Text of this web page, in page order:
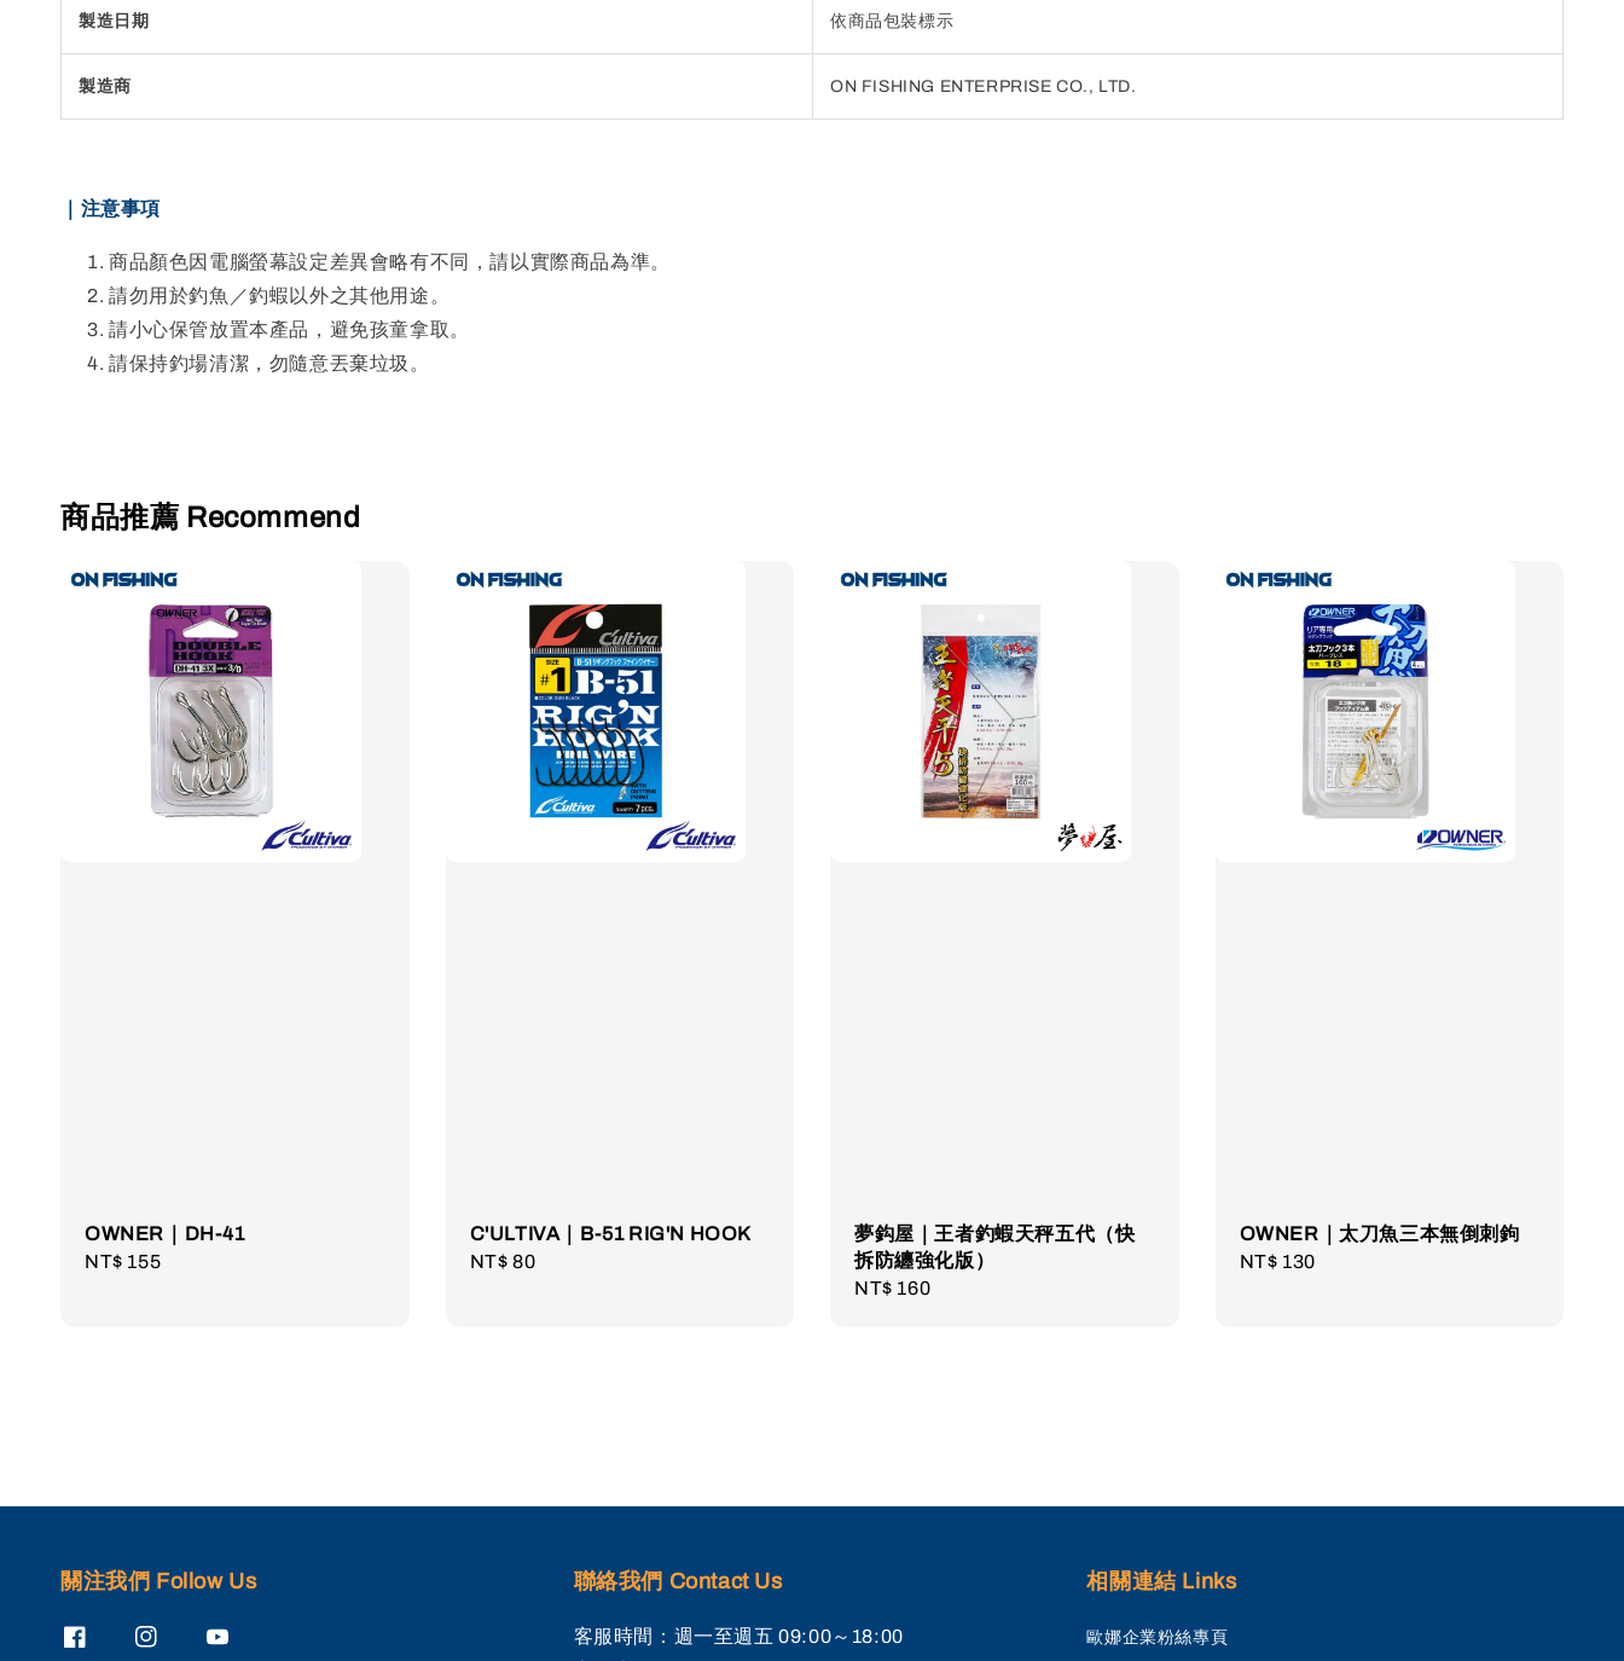
製造日期 依商品包裝標示
製造商 ON FISHING ENTERPRISE CO., LTD.
｜注意事項
商品顏色因電腦螢幕設定差異會略有不同，請以實際商品為準。
請勿用於釣魚／釣蝦以外之其他用途。
請小心保管放置本產品，避免孩童拿取。
請保持釣場清潔，勿隨意丟棄垃圾。
商品推薦 Recommend
OWNER｜DH-41
Regular
NT$ 155
C'ULTIVA｜B-51 RIG'N HOOK
Regular
NT$ 80
夢鈎屋｜王者釣蝦天秤五代（快
拆防纏強化版）
Regular
NT$ 160
OWNER｜太刀魚三本無倒刺鉤
Regular
NT$ 130
關注我們 Follow Us 聯絡我們 Contact Us
客服時間：週一至週五 09:00～18:00
相關連結 Links
歐娜企業粉絲專頁